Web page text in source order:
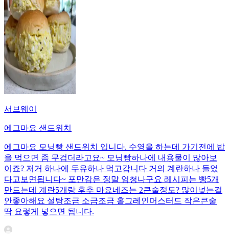
서브웨이
에그마요 샌드위치
에그마요 모닝빵 샌드위치 입니다. 수영을 하는데 가기전에 밥
을 먹으면 좀 무겁더라고요~ 모닝빵하나에 내용물이 많아보
이죠? 저거 하나에 두유하나 먹고갑니다 거의 계란하나 들었
다고보면됩니다~ 포만감은 정말 엄청나구요 레시피는 빵5개
만드는데 계란5개랑 후추 마요네즈는 2큰술정도? 많이넣는걸
안좋아해요 설탕조금 소금조금 홀그레인머스터드 작은큰술
딱 요렇게 넣으면 됩니다.